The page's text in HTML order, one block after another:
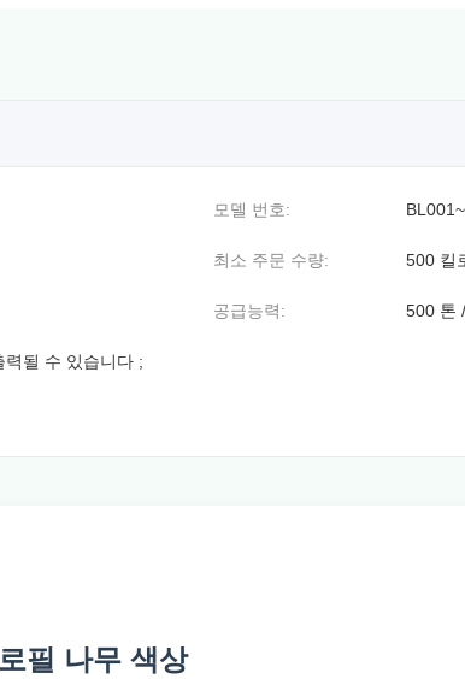
모델 번호:
최소 주문 수량: 500 킬
공급능력: 500 톤
될 수 있습니다 ;
필 나무 색상